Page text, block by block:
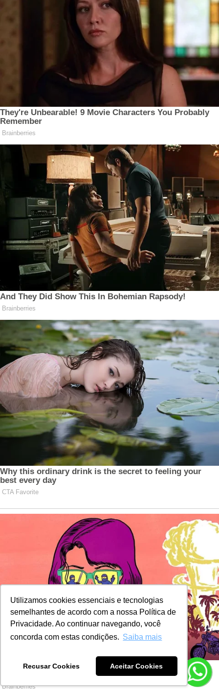
Utilizamos cookies essenciais e tecnologias
semelhantes de acordo com a nossa Política de
Privacidade. Ao continuar navegando, você
concorda com estas condições. Saiba mais
Recusar Cookies Aceitar Cookies